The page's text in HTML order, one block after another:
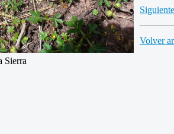
Siguiente
Volver
Sierra